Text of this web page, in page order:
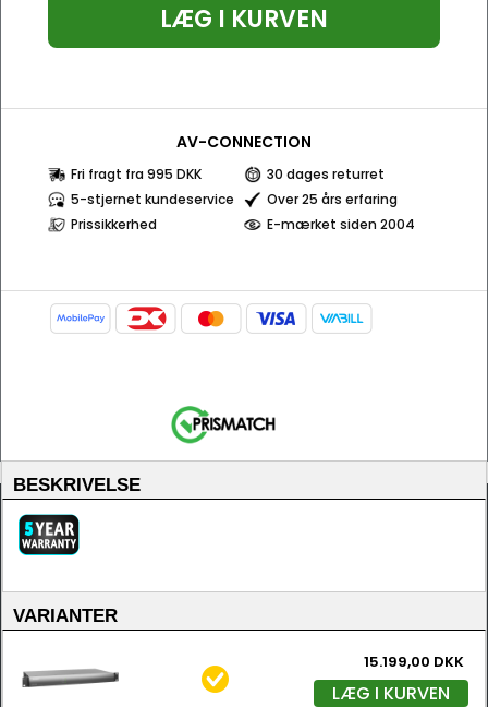
LÆG I KURVEN
AV-CONNECTION
Fri fragt fra 995 DKK
30 dages returret
5-stjernet kundeservice
Over 25 års erfaring
Prissikkerhed
E-mærket siden 2004
BESKRIVELSE
VARIANTER
15.199,00 DKK
LÆG I KURVEN